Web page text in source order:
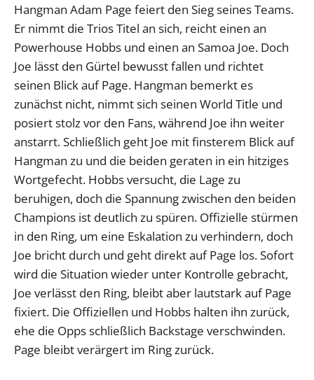
Hangman Adam Page feiert den Sieg seines Teams.
Er nimmt die Trios Titel an sich, reicht einen an
Powerhouse Hobbs und einen an Samoa Joe. Doch
Joe lässt den Gürtel bewusst fallen und richtet
seinen Blick auf Page. Hangman bemerkt es
zunächst nicht, nimmt sich seinen World Title und
posiert stolz vor den Fans, während Joe ihn weiter
anstarrt. Schließlich geht Joe mit finsterem Blick auf
Hangman zu und die beiden geraten in ein hitziges
Wortgefecht. Hobbs versucht, die Lage zu
beruhigen, doch die Spannung zwischen den beiden
Champions ist deutlich zu spüren. Offizielle stürmen
in den Ring, um eine Eskalation zu verhindern, doch
Joe bricht durch und geht direkt auf Page los. Sofort
wird die Situation wieder unter Kontrolle gebracht,
Joe verlässt den Ring, bleibt aber lautstark auf Page
fixiert. Die Offiziellen und Hobbs halten ihn zurück,
ehe die Opps schließlich Backstage verschwinden.
Page bleibt verärgert im Ring zurück.